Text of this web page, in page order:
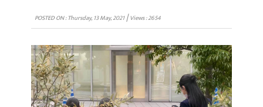
POSTED ON : Thursday, 13 May, 2021|Views : 2654